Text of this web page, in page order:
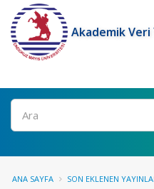
Akademik
Ara
ANA SAYFA SON EKLENEN